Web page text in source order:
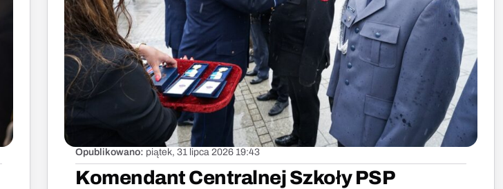
Opublikowano: piątek, 31 lipca 2026 19:43
Komendant Centralnej Szkoły PSP